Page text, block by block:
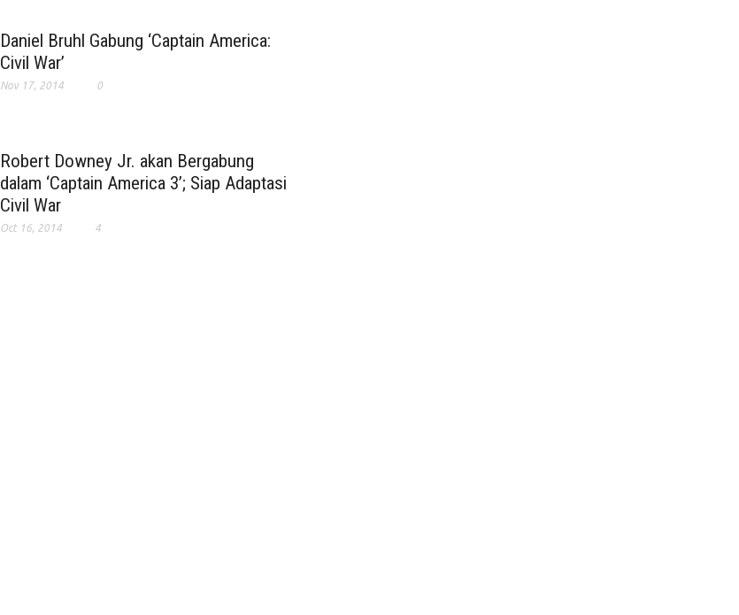
Daniel Bruhl Gabung ‘Captain America:
Civil War’
Nov 17, 2014 0
Robert Downey Jr. akan Bergabung
dalam ‘Captain America 3’; Siap Adaptasi
Civil War
Oct 16, 2014 4